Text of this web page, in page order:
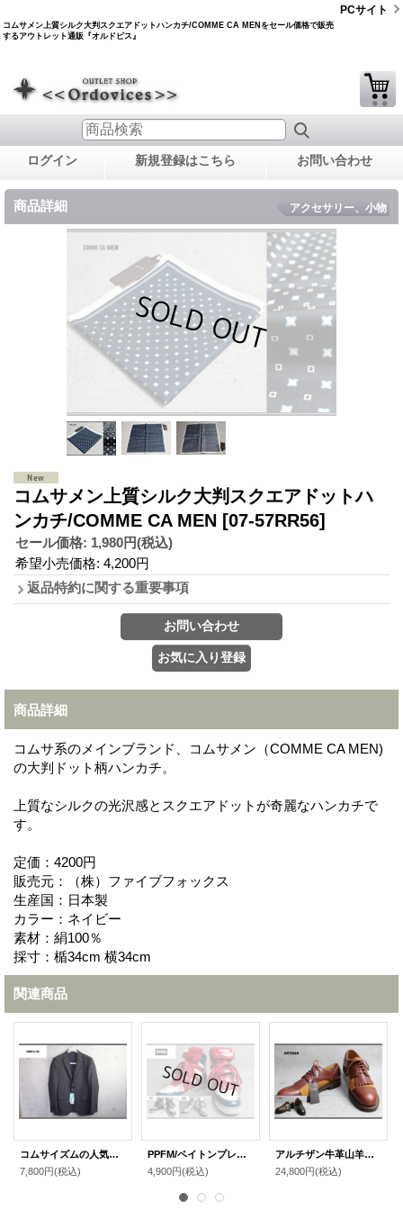
コムサメン上質シルク大判スクエアドットハンカチ/COMME CA MENをセール価格で販売
するアウトレット通販『オルドビス』
PCサイト
ログイン 新規登録はこちら お問い合わせ
商品詳細 アクセサリー、小物
コムサメン上質シルク大判スクエアドットハ
ンカチ/COMME CA MEN [07-57RR56]
セール価格: 1,980円(税込)
希望小売価格: 4,200円
返品特約に関する重要事項
商品詳細
コムサ系のメインブランド、コムサメン（COMME CA MEN)
の大判ドット柄ハンカチ。
上質なシルクの光沢感とスクエアドットが奇麗なハンカチで
す。
定価：4200円
販売元：（株）ファイブフォックス
生産国：日本製
カラー：ネイビー
素材：絹100％
採寸：楯34cm 横34cm
関連商品
コムサイズムの人気の定番ジャケット
7,800円(税込)
PPFM/ペイトンプレイス底上げハイカットスニーカー
4,900円(税込)
アルチザン牛革山羊革コンビ革靴/ARTISAN
24,800円(税込)